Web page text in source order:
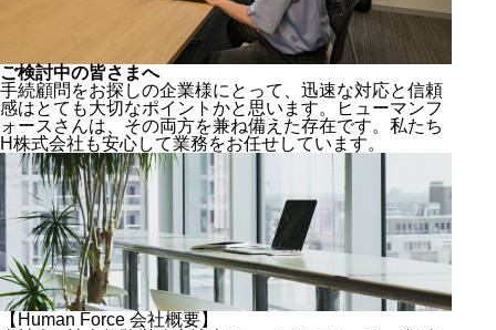
ご検討中の皆さまへ
手続顧問をお探しの企業様にとって、迅速な対応と信頼
感はとても大切なポイントかと思います。ヒューマンフ
ォースさんは、その両方を兼ね備えた存在です。私たち
H株式会社も安心して業務をお任せしています。
【Human Force 会社概要】